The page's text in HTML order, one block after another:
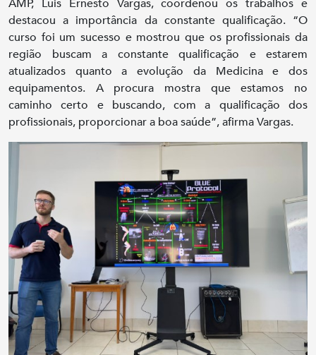
AMP, Luis Ernesto Vargas, coordenou os trabalhos e
destacou a importância da constante qualificação. “O
curso foi um sucesso e mostrou que os profissionais da
região buscam a constante qualificação e estarem
atualizados quanto a evolução da Medicina e dos
equipamentos. A procura mostra que estamos no
caminho certo e buscando, com a qualificação dos
profissionais, proporcionar a boa saúde”, afirma Vargas.